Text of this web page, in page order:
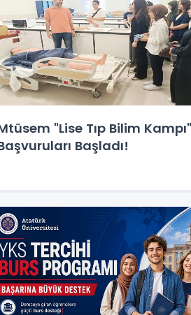
"Lise Tıp Bilim Kampı"
Başladı!